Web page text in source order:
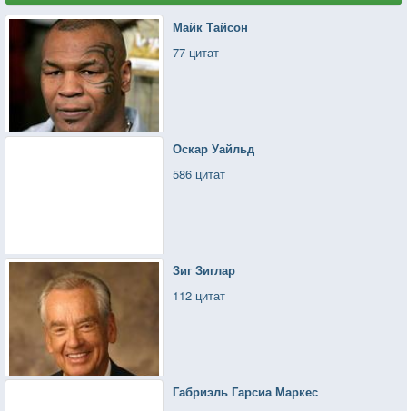
Майк Тайсон
77 цитат
Оскар Уайльд
586 цитат
Зиг Зиглар
112 цитат
Габриэль Гарсиа Маркес